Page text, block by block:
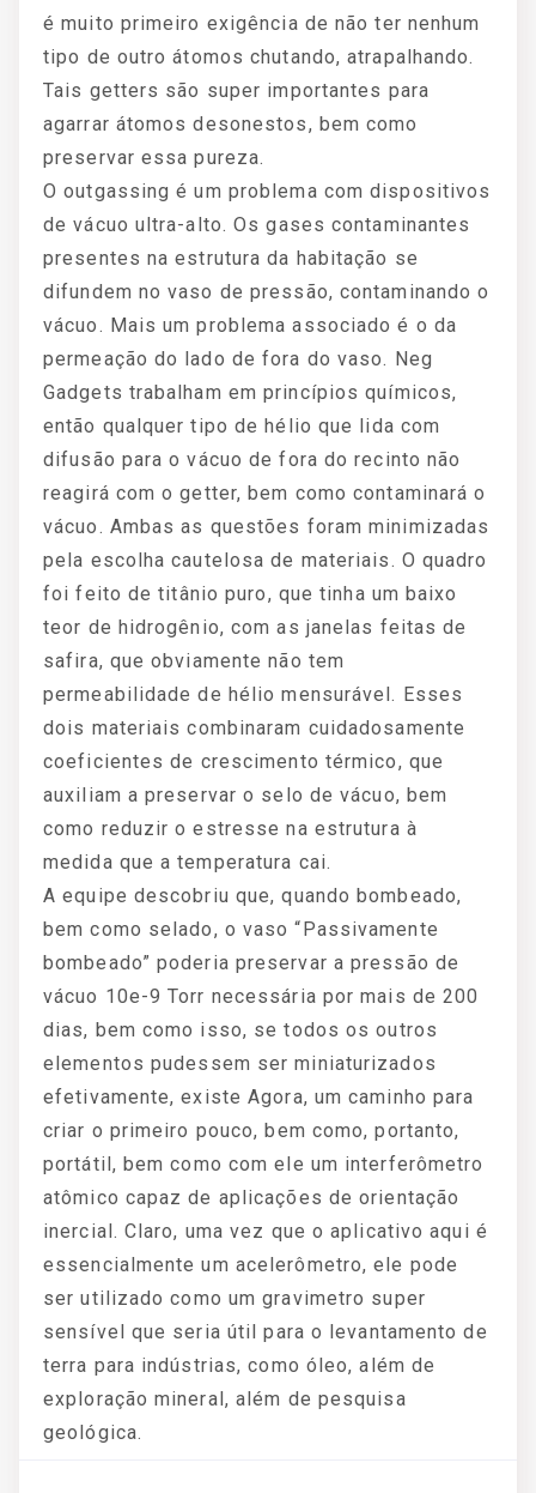
é muito primeiro exigência de não ter nenhum
tipo de outro átomos chutando, atrapalhando.
Tais getters são super importantes para
agarrar átomos desonestos, bem como
preservar essa pureza.
O outgassing é um problema com dispositivos
de vácuo ultra-alto. Os gases contaminantes
presentes na estrutura da habitação se
difundem no vaso de pressão, contaminando o
vácuo. Mais um problema associado é o da
permeação do lado de fora do vaso. Neg
Gadgets trabalham em princípios químicos,
então qualquer tipo de hélio que lida com
difusão para o vácuo de fora do recinto não
reagirá com o getter, bem como contaminará o
vácuo. Ambas as questões foram minimizadas
pela escolha cautelosa de materiais. O quadro
foi feito de titânio puro, que tinha um baixo
teor de hidrogênio, com as janelas feitas de
safira, que obviamente não tem
permeabilidade de hélio mensurável. Esses
dois materiais combinaram cuidadosamente
coeficientes de crescimento térmico, que
auxiliam a preservar o selo de vácuo, bem
como reduzir o estresse na estrutura à
medida que a temperatura cai.
A equipe descobriu que, quando bombeado,
bem como selado, o vaso “Passivamente
bombeado” poderia preservar a pressão de
vácuo 10e-9 Torr necessária por mais de 200
dias, bem como isso, se todos os outros
elementos pudessem ser miniaturizados
efetivamente, existe Agora, um caminho para
criar o primeiro pouco, bem como, portanto,
portátil, bem como com ele um interferômetro
atômico capaz de aplicações de orientação
inercial. Claro, uma vez que o aplicativo aqui é
essencialmente um acelerômetro, ele pode
ser utilizado como um gravimetro super
sensível que seria útil para o levantamento de
terra para indústrias, como óleo, além de
exploração mineral, além de pesquisa
geológica.